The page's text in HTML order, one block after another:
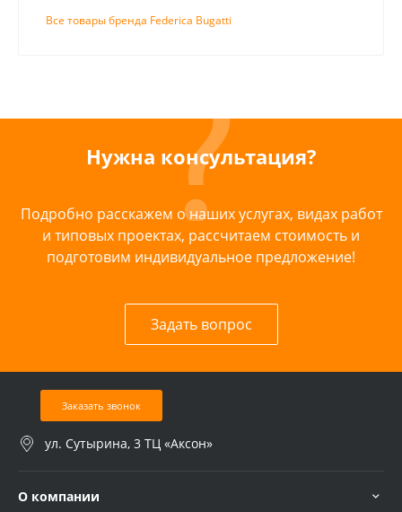
Все товары бренда Federica Bugatti
Нужна консультация?
Подробно расскажем о наших услугах, видах работ
и типовых проектах, рассчитаем стоимость и
подготовим индивидуальное предложение!
Задать вопрос
Заказать звонок
ул. Сутырина, 3 ТЦ «Аксон»
О компании